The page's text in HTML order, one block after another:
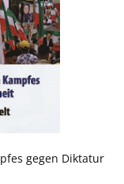
gegen Diktatur